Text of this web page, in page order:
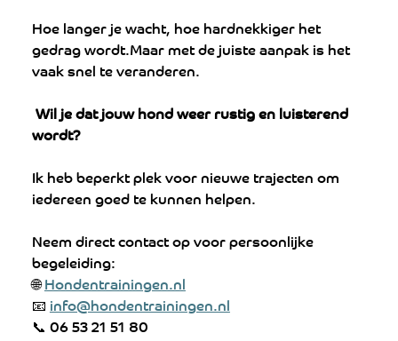
Hoe langer je wacht, hoe hardnekkiger het
gedrag wordt.Maar met de juiste aanpak is het
vaak snel te veranderen.
wordt?
Ik heb beperkt plek voor nieuwe trajecten om
iedereen goed te kunnen helpen.
Neem direct contact op voor persoonlijke
begeleiding:
🌐 Hondentrainingen.nl
📧 info@hondentrainingen.nl
📞 06 53 21 51 80